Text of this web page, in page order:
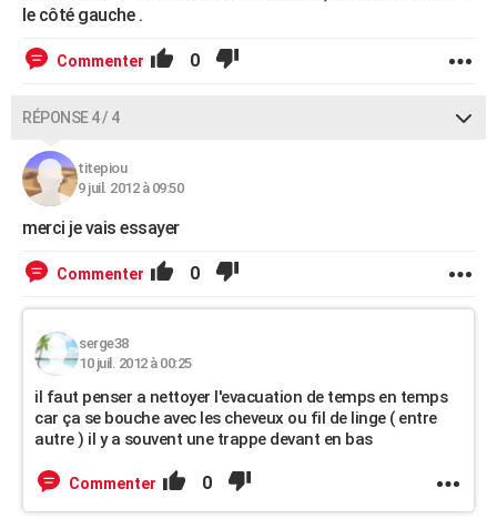
le côté gauche .
Commenter 0
RÉPONSE 4 / 4
titepiou
9 juil. 2012 à 09:50
merci je vais essayer
Commenter 0
serge38
10 juil. 2012 à 00:25
il faut penser a nettoyer l'evacuation de temps en temps
car ça se bouche avec les cheveux ou fil de linge ( entre
autre ) il y a souvent une trappe devant en bas
Commenter 0